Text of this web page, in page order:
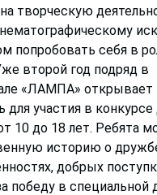
творческую
попробовать себя в
второй год подряд в
«ЛАМПА» открывает
участия в конкурсе
10 до 18 лет. Ребята
историю о
добрых
победу в специальной